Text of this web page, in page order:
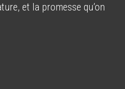
et la promesse qu’on